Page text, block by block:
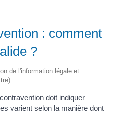
: comment
?
de l'information légale et
doit indiquer
varient selon la manière dont